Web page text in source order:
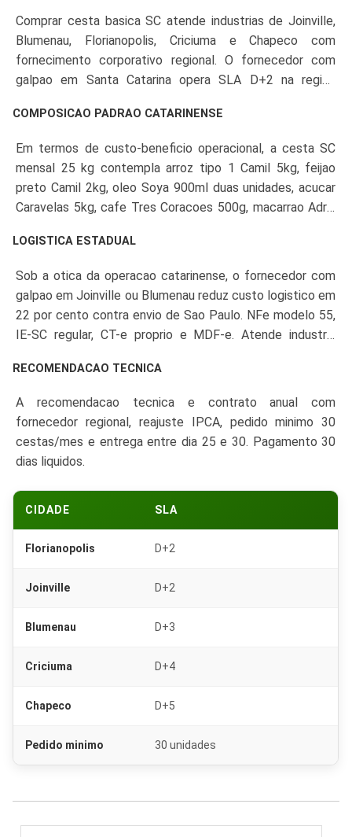
Comprar cesta basica SC atende industrias de Joinville,
Blumenau, Florianopolis, Criciuma e Chapeco com
fornecimento corporativo regional. O fornecedor com
galpao em Santa Catarina opera SLA D+2 na regiao
Blumenau e Itajai, com IE-SC regular e logistica via BR-
COMPOSICAO PADRAO CATARINENSE
Em termos de custo-beneficio operacional, a cesta SC
mensal 25 kg contempla arroz tipo 1 Camil 5kg, feijao
preto Camil 2kg, oleo Soya 900ml duas unidades, acucar
Caravelas 5kg, cafe Tres Coracoes 500g, macarrao Adria
po Italac 400g, sardinha 88 125g, extrato Salsaretti 340g,
LOGISTICA ESTADUAL
Sob a otica da operacao catarinense, o fornecedor com
galpao em Joinville ou Blumenau reduz custo logistico em
22 por cento contra envio de Sao Paulo. NFe modelo 55,
IE-SC regular, CT-e proprio e MDF-e. Atende industria
de Criciuma e agronegocio do oeste catarinense.
RECOMENDACAO TECNICA
A recomendacao tecnica e contrato anual com
fornecedor regional, reajuste IPCA, pedido minimo 30
cestas/mes e entrega entre dia 25 e 30. Pagamento 30
dias liquidos.
CIDADE SLA
Florianopolis D+2
Joinville D+2
Blumenau D+3
Criciuma D+4
Chapeco D+5
Pedido minimo 30 unidades